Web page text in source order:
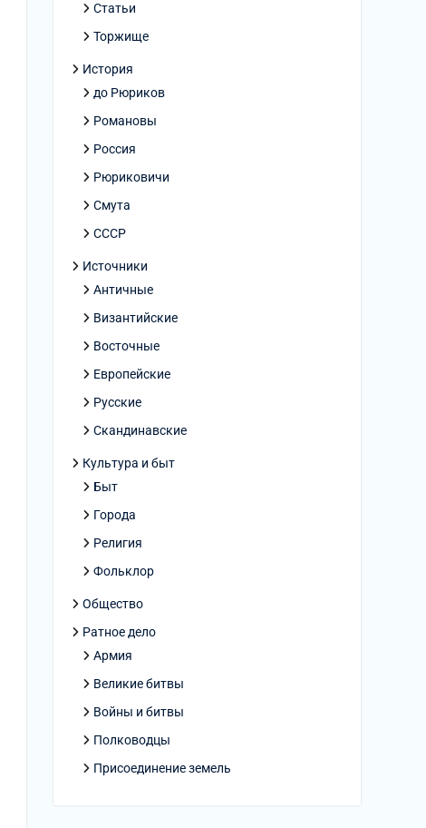
Статьи
Торжище
История
до Рюриков
Романовы
Россия
Рюриковичи
Смута
СССР
Источники
Античные
Византийские
Восточные
Европейские
Русские
Скандинавские
Культура и быт
Быт
Города
Религия
Фольклор
Общество
Ратное дело
Армия
Великие битвы
Войны и битвы
Полководцы
Присоединение земель